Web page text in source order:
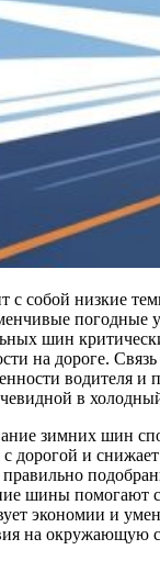
с собой низкие
погодные
шин
на дороге.
водителя и
в
зимних шин
дорогой и
шины помогают
экономии и
на окружающую